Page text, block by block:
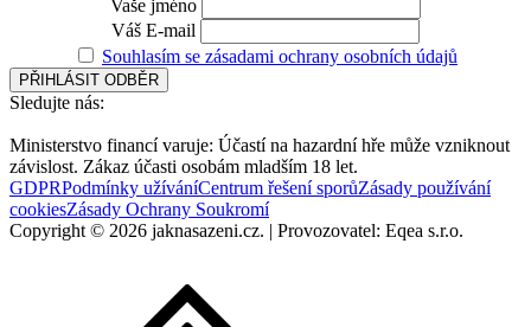
Vaše jméno
Váš E-mail
Souhlasím se zásadami ochrany osobních údajů
Sledujte nás:
Ministerstvo financí varuje: Účastí na hazardní hře může vzniknout
závislost. Zákaz účasti osobám mladším 18 let.
GDPRPodmínky užíváníCentrum řešení sporůZásady používání
cookiesZásady Ochrany Soukromí
Copyright © 2026 jaknasazeni.cz. | Provozovatel: Eqea s.r.o.